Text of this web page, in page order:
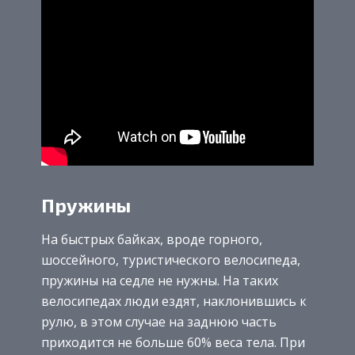
Пружины
На быстрых байках, вроде горного,
шоссейного, туристического велосипеда,
пружины на седле не нужны. На таких
велосипедах люди ездят, наклонившись к
рулю, в этом случае на заднюю часть
приходится не больше 60% веса тела. При